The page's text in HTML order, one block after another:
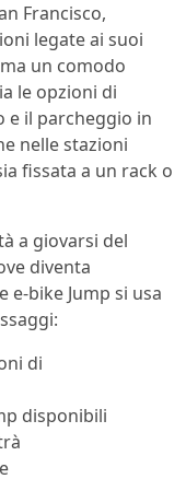
Francisco,
legate ai suoi
un comodo
le opzioni di
il parcheggio in
nelle stazioni
fissata a un rack o
a giovarsi del
diventa
e-bike Jump si usa
di
disponibili